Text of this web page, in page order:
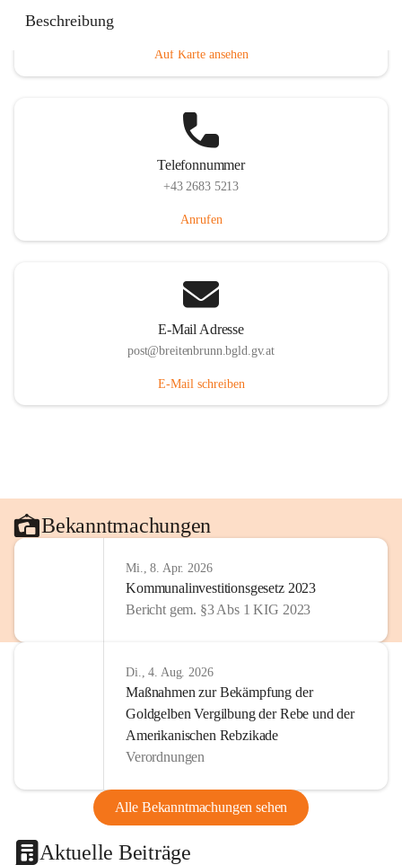
Beschreibung
Auf Karte ansehen
Telefonnummer
+43 2683 5213
Anrufen
E-Mail Adresse
post@breitenbrunn.bgld.gv.at
E-Mail schreiben
Bekanntmachungen
Mi., 8. Apr. 2026
Kommunalinvestitionsgesetz 2023
Bericht gem. §3 Abs 1 KIG 2023
Di., 4. Aug. 2026
Maßnahmen zur Bekämpfung der
Goldgelben Vergilbung der Rebe und der
Amerikanischen Rebzikade
Verordnungen
Alle Bekanntmachungen sehen
Aktuelle Beiträge